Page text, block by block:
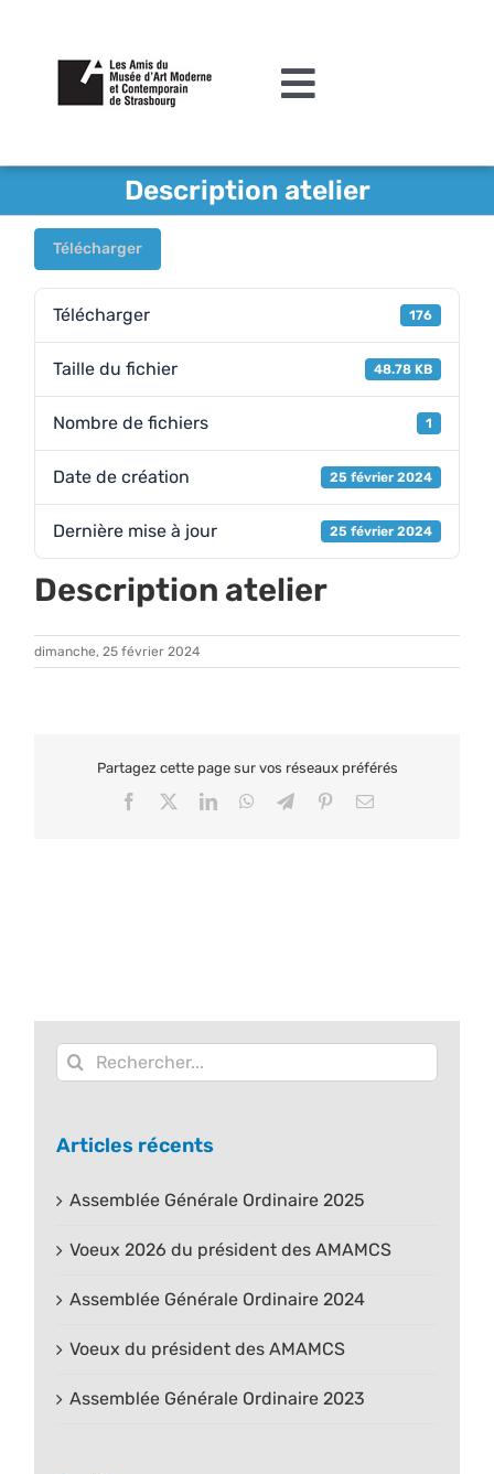
contenu
Toggle
L’association
Agenda
Actualités
Acquisitions et mécénat
Editions
Le MAMCS
Contact
Description atelier
Télécharger
Télécharger 176
Taille du fichier 48.78 KB
Nombre de fichiers 1
Date de création 25 février 2024
Dernière mise à jour 25 février 2024
Description atelier
dimanche, 25 février 2024
Partagez cette page sur vos réseaux préférés
Facebook LinkedInWhatsApp
TelegramPinterestEmail
Rechercher:
Articles récents
Assemblée Générale Ordinaire 2025
Voeux 2026 du président des AMAMCS
Assemblée Générale Ordinaire 2024
Voeux du président des AMAMCS
Assemblée Générale Ordinaire 2023